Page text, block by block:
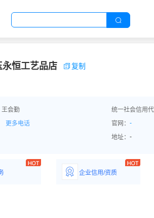
恒工艺品店 复制
王会勤 统一社会信用代
更多电话 官网： -
地址： -
企业信用/资质